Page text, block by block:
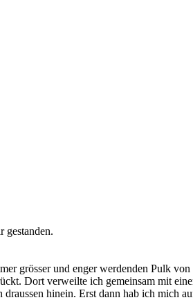
gestanden.
grösser und enger werdenden Pulk
Dort verweilte ich gemeinsam mit
hinein. Erst dann hab ich mich